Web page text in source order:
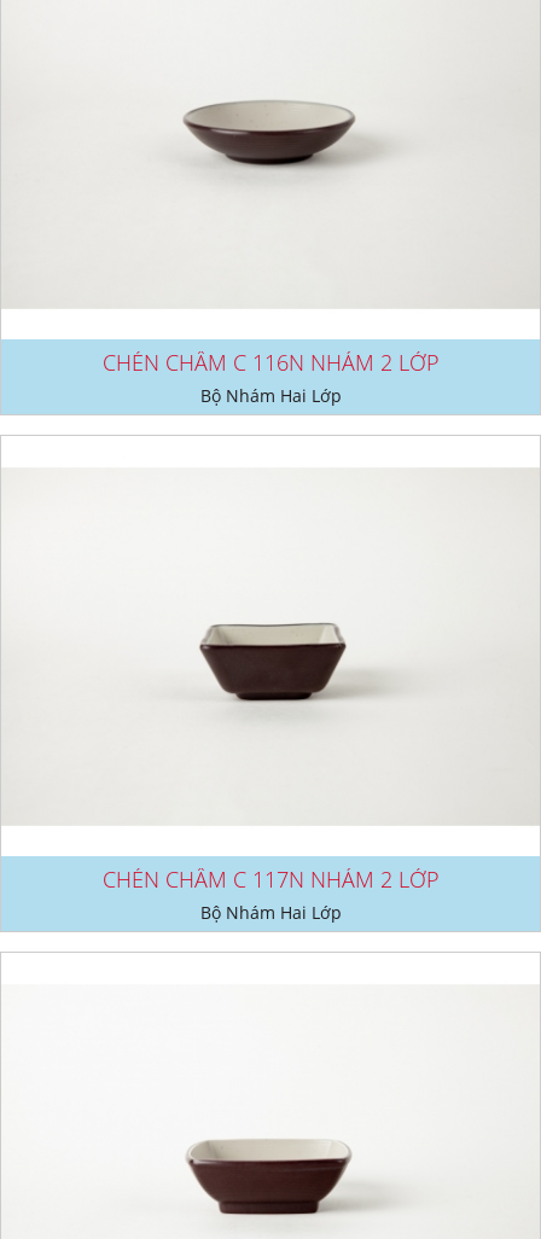
CHÉN CHẤM C 116N NHÁM 2 LỚP
Bộ Nhám Hai Lớp
CHÉN CHẤM C 117N NHÁM 2 LỚP
Bộ Nhám Hai Lớp